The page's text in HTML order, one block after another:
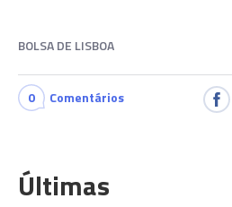
BOLSA DE LISBOA
0 Comentários
Últimas